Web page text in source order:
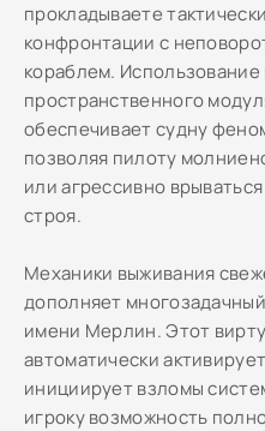
прокладываете
конфронтации с
кораблем.
пространственного
обеспечивает судну
позволяя пилоту
или агрессивно
строя.
Механики выживания
дополняет
имени Мерлин. Этот
автоматически
инициирует взломы
игроку возможность